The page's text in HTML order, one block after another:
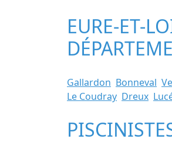
EURE-ET-
Gallardon Bonneval
Le Coudray Dreux